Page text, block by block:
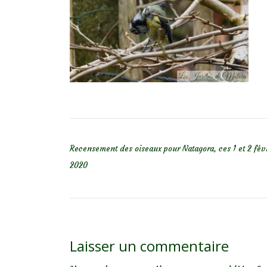
Recensement des oiseaux pour Natagora, ces 1 et 2
2020
Laisser un commentaire